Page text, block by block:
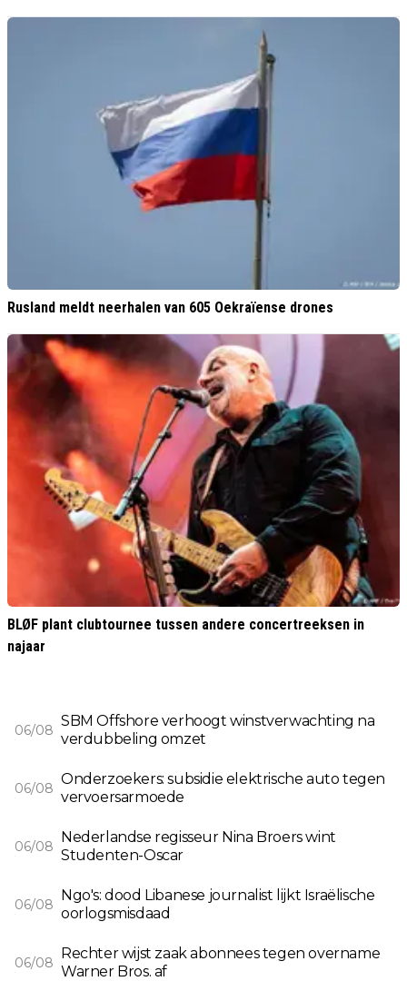
Rusland meldt neerhalen van 605 Oekraïense drones
BLØF plant clubtournee tussen andere concertreeksen in
najaar
06/08
SBM Offshore verhoogt winstverwachting na
verdubbeling omzet
06/08
Onderzoekers: subsidie elektrische auto tegen
vervoersarmoede
06/08
Nederlandse regisseur Nina Broers wint
Studenten-Oscar
06/08
Ngo's: dood Libanese journalist lijkt Israëlische
oorlogsmisdaad
06/08
Rechter wijst zaak abonnees tegen overname
Warner Bros. af